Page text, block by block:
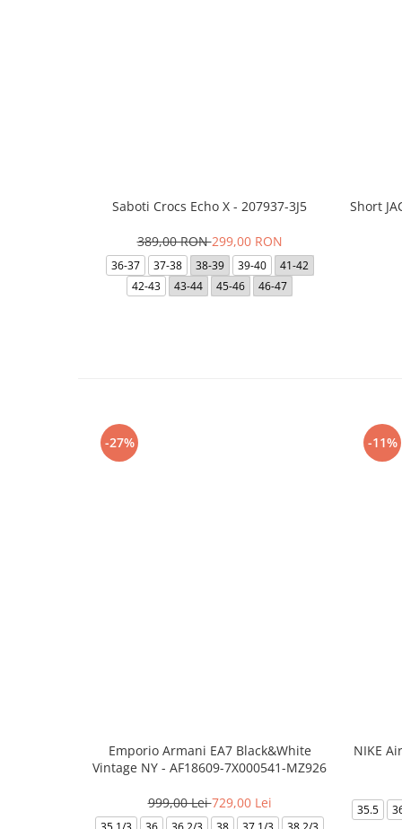
Saboti Crocs Echo X - 207937-3J5
389,00 RON299,00 RON
36-37 37-38 38-39 39-40
41-42
42-43
43-44 45-46 46-47
Short
-27%
Emporio Armani EA7 Black&White
Vintage NY - AF18609-7X000541-MZ926
999,00 Lei729,00 Lei
-11%
NIKE
35.5